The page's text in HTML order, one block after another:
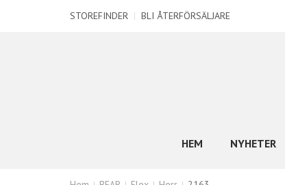
STOREFINDER | BLI ÅTERFÖRSÄLJARE
HEM NYHETER